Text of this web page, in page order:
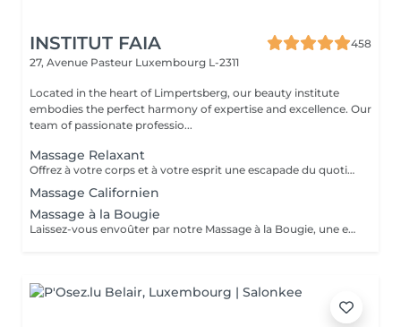
INSTITUT FAIA
458
27, Avenue Pasteur Luxembourg L-2311
Located in the heart of Limpertsberg, our beauty institute
embodies the perfect harmony of expertise and excellence. Our
team of passionate professio...
Massage Relaxant
Offrez à votre corps et à votre esprit une escapade du quotidien avec notre Massage Relaxant. Conçu pour apaiser les muscles tendus et l'esprit agité, ce massage est une invitation à la tranquillité. Les gestes doux et enveloppants vous plongent dans un état de détente profonde, éliminant le stress et favorisant une relaxation totale. Laissez-vous dorloter, ressourcez-vous et repartez avec un sourire apaisé.
Massage Californien
Massage à la Bougie
Laissez-vous envoûter par notre Massage à la Bougie, une expérience sensorielle unique. La chaleur douce et apaisante de la cire fondue associée à des mouvements délicats vous transporte dans un cocon de relaxation. Vos sens seront comblés par les parfums apaisants de nos bougies spécialement conçues. Plongez dans un état de béatitude et ressortez avec une peau soyeuse et un esprit apaisé.